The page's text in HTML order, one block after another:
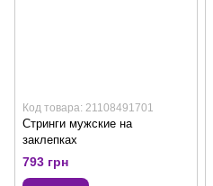
Код товара: 21108491701
Стринги мужские на
заклепках
793 грн